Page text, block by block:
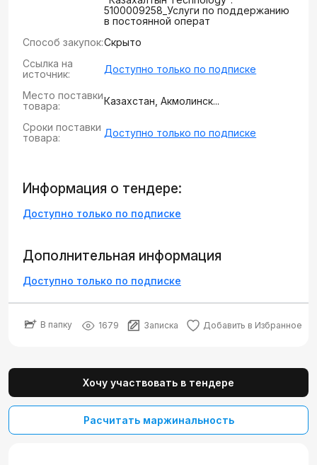
5100009258_Услуги по поддержанию
в постоянной операт
Способ закупок:Скрыто
Ссылка на
источник:
Доступно только по подписке
Место поставки
товара:
Казахстан, Акмолинск...
Сроки поставки
товара:
Доступно только по подписке
Информация о тендере:
Доступно только по подписке
Дополнительная информация
Доступно только по подписке
В папку 1679 Записка Добавить в Избранное
Хочу участвовать в тендере
Расчитать маржинальность